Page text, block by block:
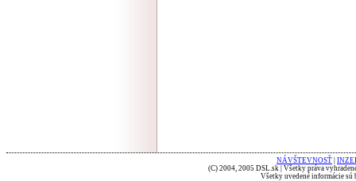
NÁVŠTEVNOSŤ
(C) 2004, 2005 DSL.sk | Všetky práva
Všetky uvedené informácie sú